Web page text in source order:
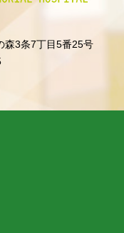
森3条7丁目5番25号